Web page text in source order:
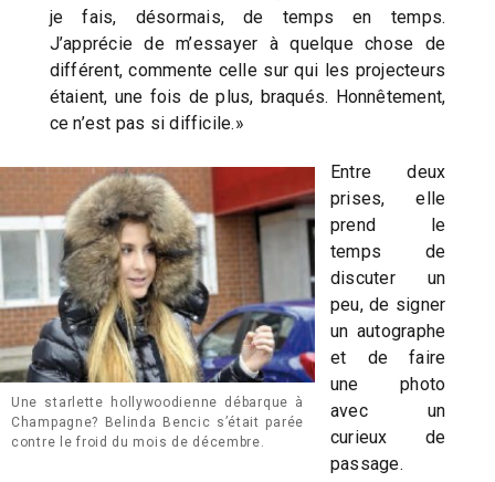
je fais, désormais, de temps en temps.
J’apprécie de m’essayer à quelque chose de
différent, commente celle sur qui les projecteurs
étaient, une fois de plus, braqués. Honnêtement,
ce n’est pas si difficile.»
Une starlette hollywoodienne débarque à
Champagne? Belinda Bencic s’était parée
contre le froid du mois de décembre.
Entre deux
prises, elle
prend le
temps de
discuter un
peu, de signer
un autographe
et de faire
une photo
avec un
curieux de
passage.